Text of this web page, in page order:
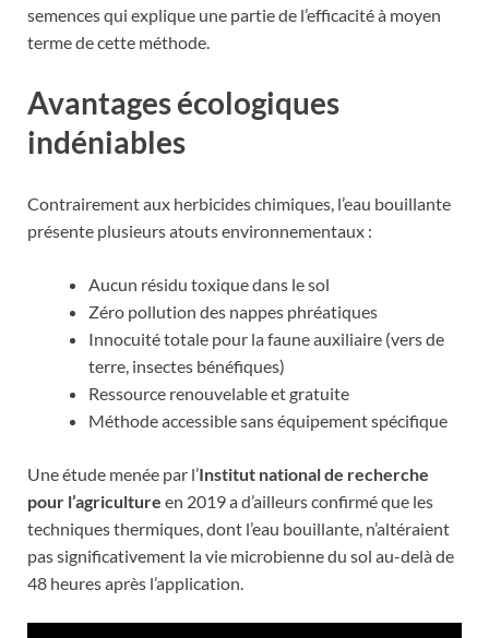
semences qui explique une partie de l’efficacité à moyen
terme de cette méthode.
Avantages écologiques
indéniables
Contrairement aux herbicides chimiques, l’eau bouillante
présente plusieurs atouts environnementaux :
Aucun résidu toxique dans le sol
Zéro pollution des nappes phréatiques
Innocuité totale pour la faune auxiliaire (vers de
terre, insectes bénéfiques)
Ressource renouvelable et gratuite
Méthode accessible sans équipement spécifique
Une étude menée par l’Institut national de recherche
pour l’agriculture en 2019 a d’ailleurs confirmé que les
techniques thermiques, dont l’eau bouillante, n’altéraient
pas significativement la vie microbienne du sol au-delà de
48 heures après l’application.